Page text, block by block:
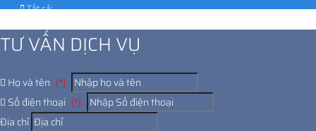
Tất cả:
TƯ VẤN DỊCH VỤ
Họ và tên (*)
Số điện thoại (*)
Địa chỉ